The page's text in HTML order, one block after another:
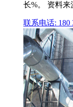
长%。 资料
联系电话: 180